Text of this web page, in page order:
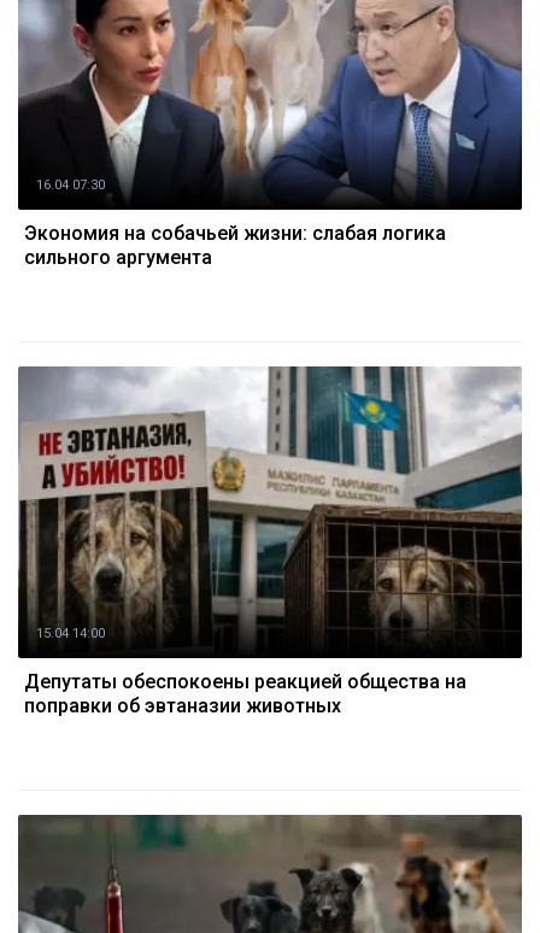
16.04 07:30
Экономия на собачьей жизни: слабая логика
сильного аргумента
15.04 14:00
Депутаты обеспокоены реакцией общества на
поправки об эвтаназии животных